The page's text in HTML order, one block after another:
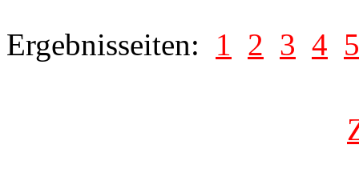
Ergebnisseiten: 1 2 3 4 5